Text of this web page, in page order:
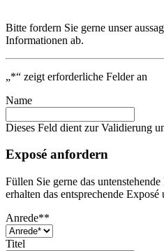
Bitte fordern Sie gerne unser
Informationen ab.
„*“ zeigt erforderliche Felder an
Name
Dieses Feld dient zur Validierung
Exposé anfordern
Füllen Sie gerne das
erhalten das entsprechende
Anrede**
Titel